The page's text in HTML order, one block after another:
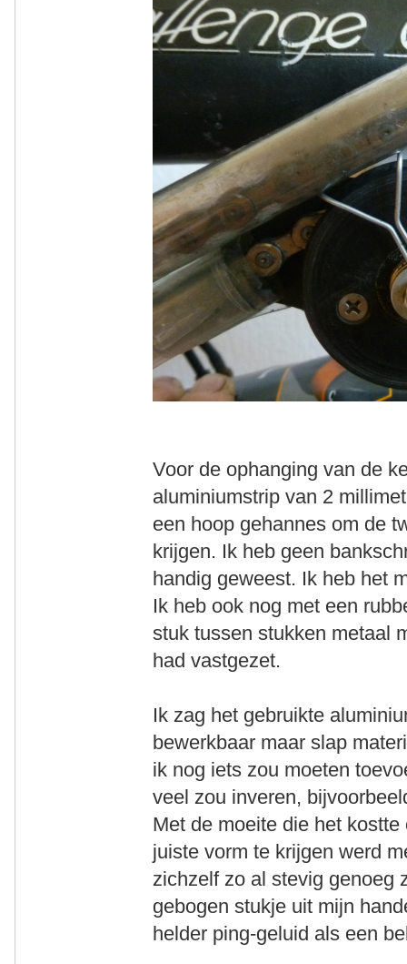
Voor de ophanging van de
aluminiumstrip van 2
een hoop gehannes om de
krijgen. Ik heb geen
handig geweest. Ik heb het
Ik heb ook nog met een
stuk tussen stukken metaal
had vastgezet.
Ik zag het gebruikte
bewerkbaar maar slap
ik nog iets zou moeten
veel zou inveren,
Met de moeite die het
juiste vorm te krijgen werd
zichzelf zo al stevig genoeg
gebogen stukje uit mijn
helder ping-geluid als een